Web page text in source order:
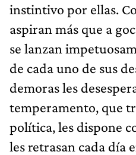
instintivo por ellas.
aspiran más que a
se lanzan
de cada uno de sus
demoras les
temperamento, que
política, les dispone
les retrasan cada día